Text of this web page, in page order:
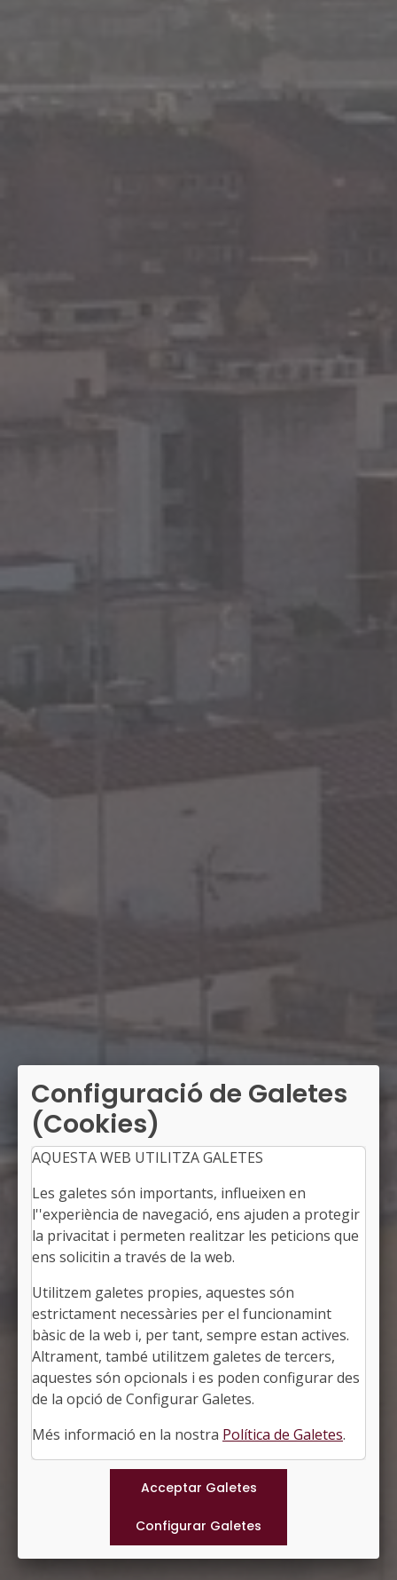
FIGUERES
Alcalde: Jordi Masquef Creus
L'Alt Empordà, Girona
Població: 49.689
Superfície: 18,87 km2
http://www.figueres.cat
Municipis
Configuració de Galetes
(Cookies)
AQUESTA WEB UTILITZA GALETES
Les galetes són importants, influeixen en
l''experiència de navegació, ens ajuden a protegir
la privacitat i permeten realitzar les peticions que
ens solicitin a través de la web.
Utilitzem galetes propies, aquestes són
estrictament necessàries per el funcionamint
bàsic de la web i, per tant, sempre estan actives.
Altrament, també utilitzem galetes de tercers,
aquestes són opcionals i es poden configurar des
de la opció de Configurar Galetes.
Més informació en la nostra Política de Galetes.